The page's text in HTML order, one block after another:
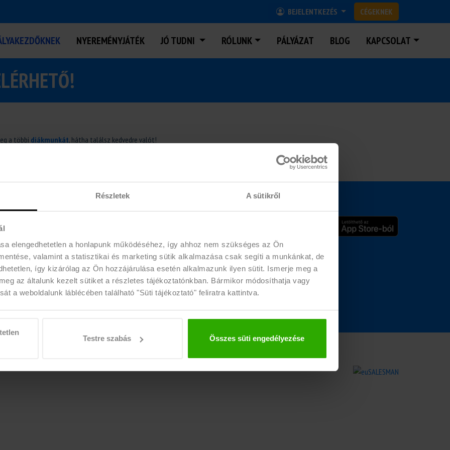
Részletek A sütikről
elengedhetetlen a honlapunk működéséhez, így ahhoz nem szükséges az Ön
valamint a statisztikai és marketing sütik alkalmazása csak segíti a munkánkat, de
így kizárólag az Ön hozzájárulása esetén alkalmazunk ilyen sütit. Ismerje meg a
az általunk kezelt sütiket a részletes tájékoztatónkban. Bármikor módosíthatja vagy
a weboldalunk láblécében található "Süti tájékoztató" feliratra kattintva.
Testre szabás Összes süti engedélyezése
BEJELENTKEZÉS CÉGEKNEK
NYEREMÉNYJÁTÉK JÓ TUDNI RÓLUNK PÁLYÁZAT BLOG KAPCSOLAT
a többi diákmunkát, hátha találsz kedvedre valót!
euDiákok Diákmunka
1137 Budapest, Katona József utca 15.
ugyfelszolgalat@eujobshrgroup.hu
NYITVA TARTÁS
Hétfő
10:00 - 16:00
Kedd-Péntek
09:00 - 16:00
MOBIL APPLIKÁCIÓ
Háttérellenőrzés és referenciaigazolás